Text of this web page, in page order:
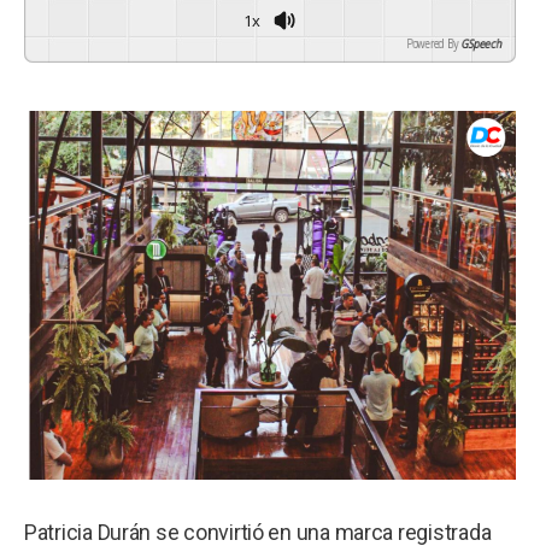
1x
Powered By GSpeech
Patricia Durán se convirtió en una marca registrada